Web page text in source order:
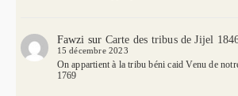
Fawzi sur Carte des tribus de Jijel
15 décembre 2023
On appartient à la tribu béni caid Venu de
1769